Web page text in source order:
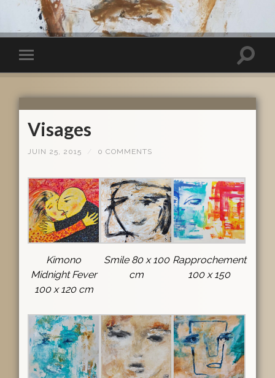
Visages
JUIN 25, 2015 0 COMMENTS
Kimono
Midnight Fever
100 x 120 cm
Smile 80 x 100
cm
Rapprochement
100 x 150